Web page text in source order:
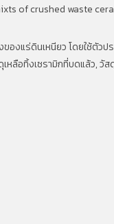
of crushed waste
ของแร่ดินเหนียว โดยใช้ตัว
หลือทิ้งเซรามิกที่บดแล้ว,วัส